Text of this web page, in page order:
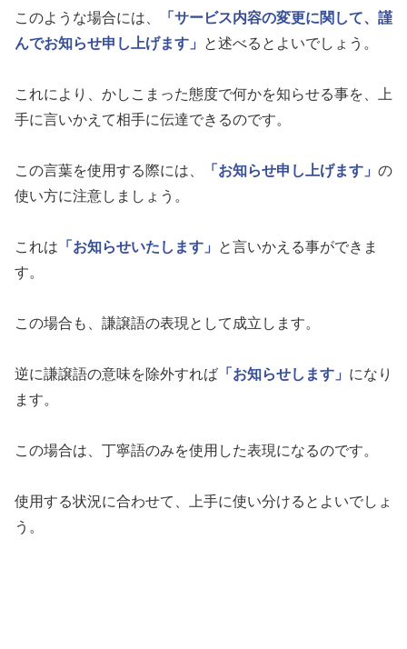
このような場合には、
「サービス内容の変更に関して、謹
んでお知らせ申し上げます」
と述べるとよいでしょう。
これにより、かしこまった態度で何かを知らせる事を、上
手に言いかえて相手に伝達できるのです。
この言葉を使用する際には、 「お知らせ申し上げます」 の
使い方に注意しましょう。
これは 「お知らせいたします」
と言いかえる事ができま
す。
この場合も、謙譲語の表現として成立します。
逆に謙譲語の意味を除外すれば 「お知らせします」 になり
ます。
この場合は、丁寧語のみを使用した表現になるのです。
使用する状況に合わせて、上手に使い分けるとよいでしょ
う。